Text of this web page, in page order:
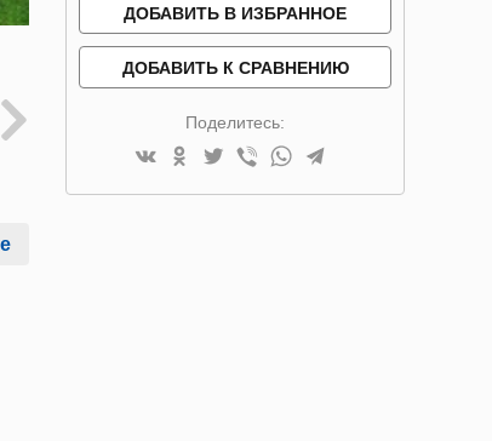
ДОБАВИТЬ В ИЗБРАННОЕ
ДОБАВИТЬ К СРАВНЕНИЮ
Поделитесь: